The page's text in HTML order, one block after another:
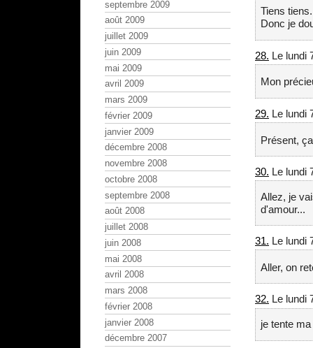
Tiens
Donc je
28. Le lundi
Mon
29. Le lundi
Présent,
30. Le lundi
Allez, je
d'amour...
31. Le lundi
Aller, on
32. Le lundi
je tente
septembre 2009
août 2009
juillet 2009
juin 2009
mai 2009
avril 2009
mars 2009
février 2009
janvier 2009
décembre 2008
novembre 2008
octobre 2008
septembre 2008
août 2008
juillet 2008
juin 2008
mai 2008
avril 2008
mars 2008
février 2008
janvier 2008
décembre 2007